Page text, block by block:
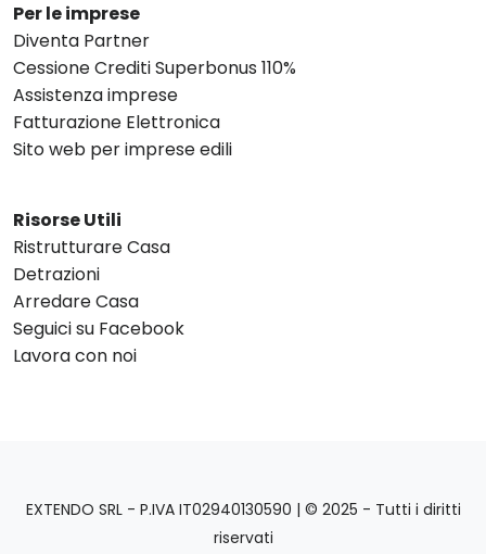
Per le imprese
Diventa Partner
Cessione Crediti Superbonus 110%
Assistenza imprese
Fatturazione Elettronica
Sito web per imprese edili
Risorse Utili
Ristrutturare Casa
Detrazioni
Arredare Casa
Seguici su Facebook
Lavora con noi
EXTENDO SRL - P.IVA IT02940130590 | © 2025 - Tutti i diritti
riservati